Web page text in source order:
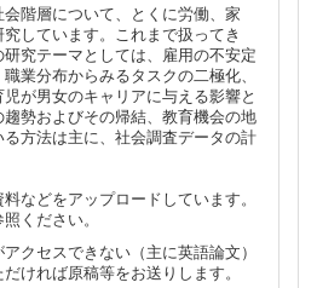
階層について、とくに労働、家
しています。これまで扱ってき
究テーマとしては、雇用の不安定
業分布からみるタスクの二極化、
が男女のキャリアに与える影響と
勢およびその帰結、教育機会の地
方法は主に、社会調査データの計
などをアップロードしています。
ください。
クセスできない（主に英語論文）
ければ原稿等をお送りします。